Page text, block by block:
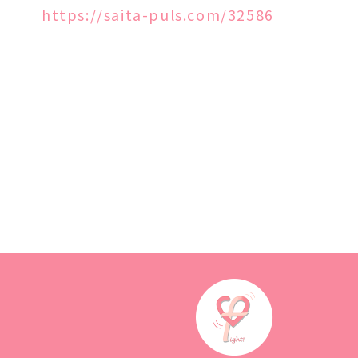
https://saita-puls.com/32586